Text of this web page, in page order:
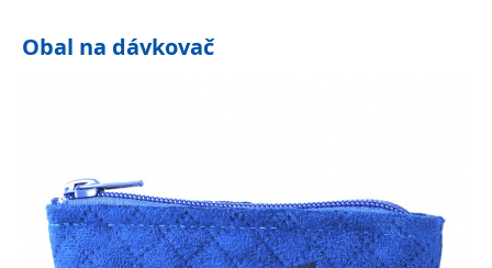
Obal na dávkovač